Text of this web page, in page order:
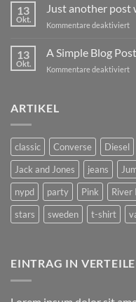
13
Okt.
Just another post
Kommentare deaktiviertfür
13
Okt.
A Simple Blog Post
Kommentare deaktiviertfür
ARTIKEL
classic Converse Diesel
Jack and Jones
jeans
nypd
party Pink River
stars
sweden t-shirt
EINTRAG IN